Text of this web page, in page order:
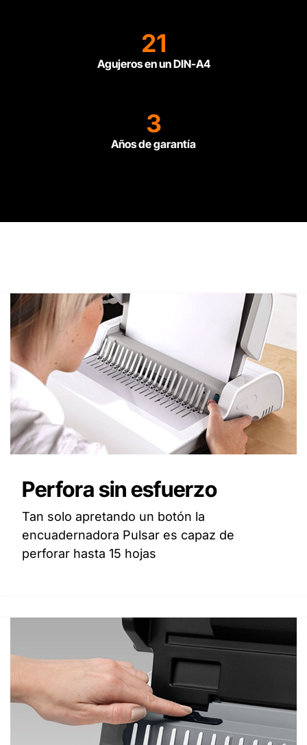
21
Agujeros en un DIN-A4
3
Años de garantía
Perfora sin esfuerzo
Tan solo apretando un botón la
encuadernadora Pulsar es capaz de
perforar hasta 15 hojas